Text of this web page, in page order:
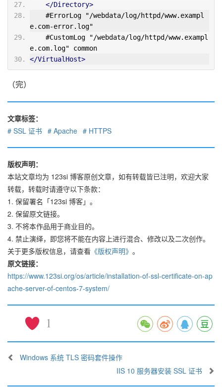
</Directory>
e.com-error.log"
e.com.log" common
</VirtualHost>
（完）
文章标签：
SSL 证书
Apache HTTPS
版权声明：
本站文章均为 123si 博客原创文章，如有转载皆已注明，欢迎大家
转载，转载时请遵守以下条款：
1. 保留署名「123si 博客」。
2. 保留原文链接。
3. 不将本作品用于商业目的。
4. 禁止演绎，即您将不能在内容上进行混合、修改以及二次创作。
关于更多版权信息，请查看 《版权声明》 。
原文链接：
https://www.123si.org/os/article/installation-of-ssl-certificate-on-ap
ache-server-of-centos-7-system/
1
Windows 系统 TLS 密码套件操作
IIS 10 服务器安装 SSL 证书